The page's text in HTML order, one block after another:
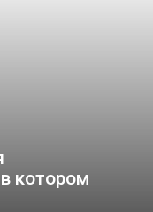
котором